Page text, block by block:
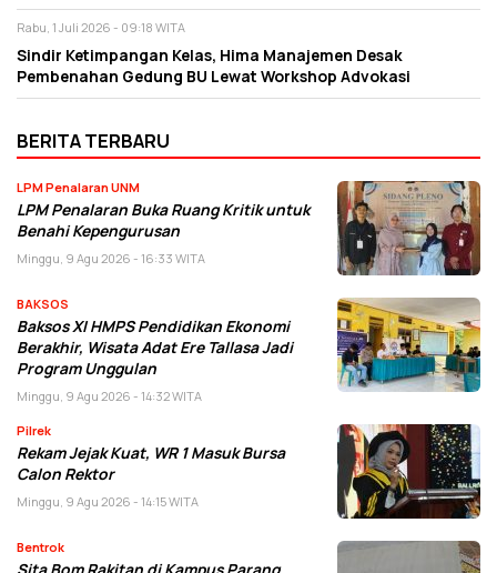
Rabu, 1 Juli 2026 - 09:18 WITA
Sindir Ketimpangan Kelas, Hima Manajemen Desak
Pembenahan Gedung BU Lewat Workshop Advokasi
BERITA TERBARU
LPM Penalaran UNM
LPM Penalaran Buka Ruang Kritik untuk
Benahi Kepengurusan
Minggu, 9 Agu 2026 - 16:33 WITA
BAKSOS
Baksos XI HMPS Pendidikan Ekonomi
Berakhir, Wisata Adat Ere Tallasa Jadi
Program Unggulan
Minggu, 9 Agu 2026 - 14:32 WITA
Pilrek
Rekam Jejak Kuat, WR 1 Masuk Bursa
Calon Rektor
Minggu, 9 Agu 2026 - 14:15 WITA
Bentrok